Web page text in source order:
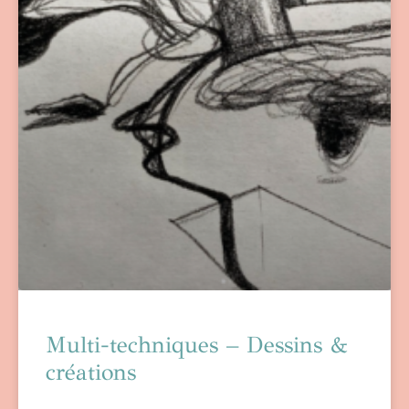
Multi-techniques – Dessins &
créations